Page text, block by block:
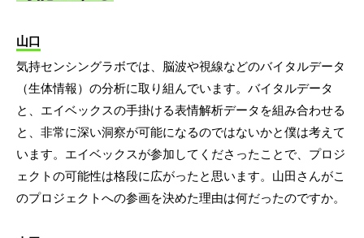
山口
気持センシングラボでは、脳波や視線などのバイタルデータ
（生体情報）の分析に取り組んでいます。バイタルデータ
と、エイベックスの手掛ける表情解析データを組み合わせる
と、非常に深い洞察が可能になるのではないかと僕は考えて
います。エイベックスが参加してくださったことで、プロジ
ェクトの可能性は格段に広がったと思います。山田さんがこ
のプロジェクトへの参画を決めた理由は何だったのですか。